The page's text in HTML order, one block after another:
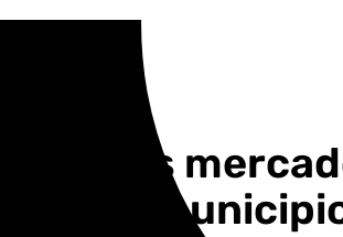
más
en el